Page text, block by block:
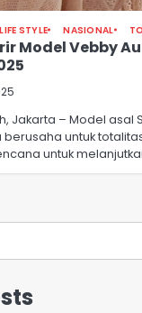
LIFE STYLE NASIONAL
Model Vebby
Jakarta – Model asal
untuk
untuk